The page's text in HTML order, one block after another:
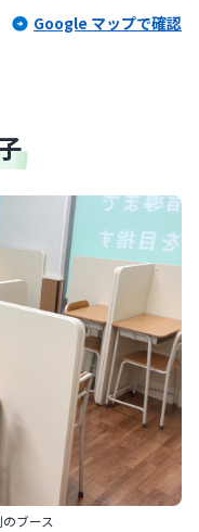
Google マップで確認
ブース